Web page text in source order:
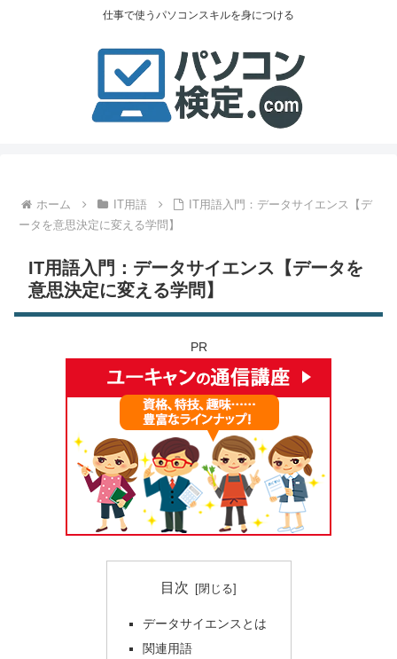
仕事で使うパソコンスキルを身につける
ホーム IT用語
IT用語入門：データサイエンス【デ
ータを意思決定に変える学問】
IT用語入門：データサイエンス【データを
意思決定に変える学問】
PR
目次
データサイエンスとは
関連用語